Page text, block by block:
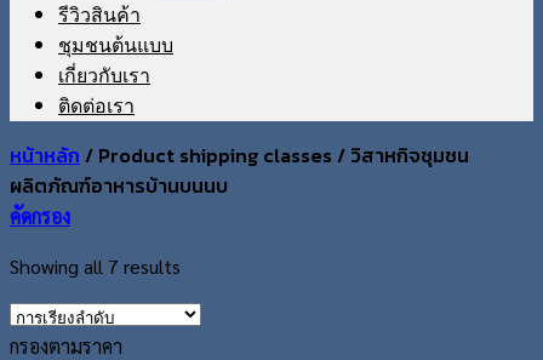
รีวิวสินค้า
ชุมชนต้นแบบ
เกี่ยวกับเรา
ติดต่อเรา
หน้าหลัก / Product shipping classes / วิสาหกิจชุมชน
ผลิตภัณฑ์อาหารบ้านบนนบ
คัดกรอง
Showing all 7 results
กรองตามราคา